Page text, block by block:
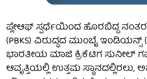
ಪ್ಲೇಆಫ್ ಸ್ಪರ್ಧೆಯಿಂದ ಹೊರಬಿದ್ದ
(PBKS) ವಿರುದ್ಧದ ಮುಂಬೈ ಇಂಡಿಯನ್ಸ್
ಭಾರತೀಯ ಮಾಜಿ ಕ್ರಿಕೆಟಿಗ ಸುನೀಲ್
ಆವೃತ್ತಿಯಲ್ಲಿ ಉತ್ತಮ ಸ್ಥಾನದಲ್ಲಿರಲು,